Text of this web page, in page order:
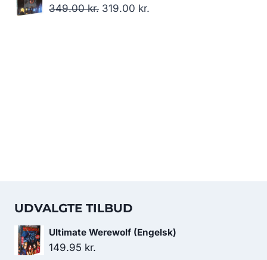
pris
pris
349.00kr. Den
319.00 kr.
UDVALGTE TILBUD
Ultimate Werewolf (Engelsk)
149.95 kr.